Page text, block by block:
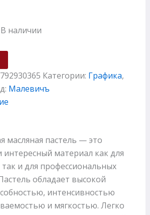
В наличии
Категории: Графика,
Малевичъ
масляная пастель — это
материал как для
и для профессиональных
обладает высокой
интенсивностью
и мягкостью. Легко